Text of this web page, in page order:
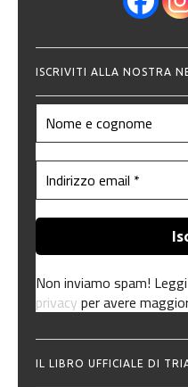
ISCRIVITI ALLA NOSTRA
Non inviamo spam!
privacyper avere
IL LIBRO UFFICIALE DI